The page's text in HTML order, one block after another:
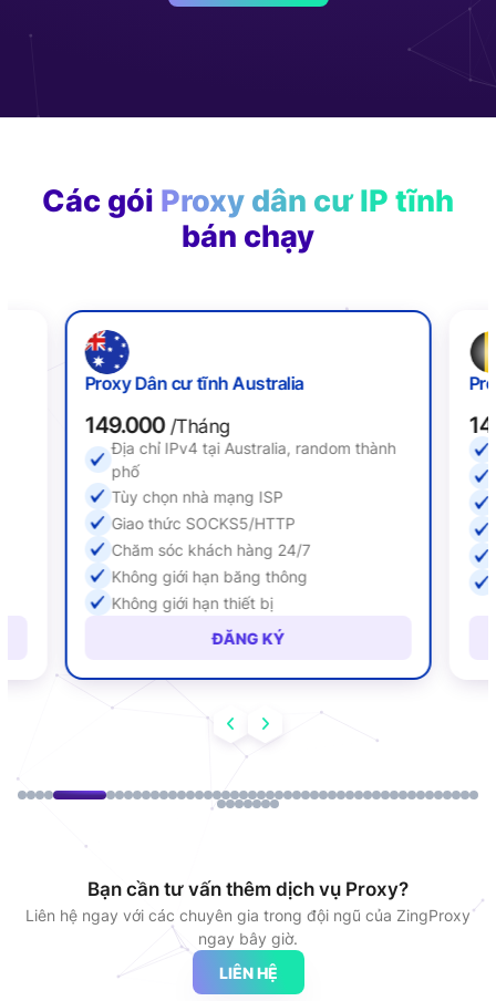
Các gói Proxy dân cư IP tĩnh
bán chạy
Proxy Dân cư tĩnh Australia
149.000/Tháng
Địa chỉ IPv4 tại Australia, random thành
phố
Tùy chọn nhà mạng ISP
Giao thức SOCKS5/HTTP
Chăm sóc khách hàng 24/7
Không giới hạn băng thông
Không giới hạn thiết bị
ĐĂNG KÝ
Bạn cần tư vấn thêm dịch vụ Proxy?
Liên hệ ngay với các chuyên gia trong đội ngũ của ZingProxy
ngay bây giờ.
LIÊN HỆ